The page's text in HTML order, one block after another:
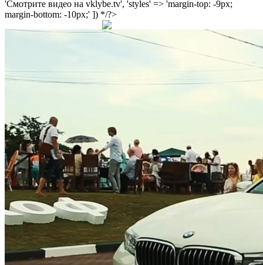
'Смотрите видео на vklybe.tv', 'styles' => 'margin-top: -9px;
margin-bottom: -10px;' ]) */?>